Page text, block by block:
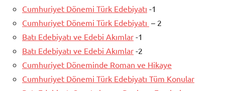
Cumhuriyet Dönemi Türk Edebiyatı -1
Cumhuriyet Dönemi Türk Edebiyatı – 2
Batı Edebiyatı ve Edebi Akımlar -1
Batı Edebiyatı ve Edebi Akımlar -2
Cumhuriyet Döneminde Roman ve Hikaye
Cumhuriyet Dönemi Türk Edebiyatı Tüm Konular